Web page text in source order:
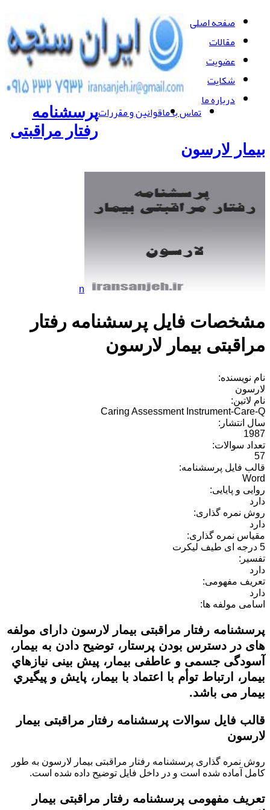
صفحه اصلی
مقالات
عضویت
شکایت
درباره ما
تماس با ماقوانین و مقرراتپرسشنامه
رفتار مراقبتی
بیمار لارسون
n
مشخصات فایل پرسشنامه رفتار
مراقبتی بیمار لارسون
نام نویسنده:
لارسون
نام لاتین:
Caring Assessment Instrument-Care-Q
سال انتشار:
1987
تعداد سوالات:
57
قالب فایل پرسشنامه:
Word
روایی و پایایی:
دارد
روش نمره گذاری:
دارد
مقیاس نمره گذاری:
5 درجه ای طیف لیکرت
تفسیر:
دارد
تعریف مفهومی:
دارد
اسامی مولفه ها:
پرسشنامه رفتار مراقبتی بیمار لارسون دارای مولفه
های در دسترس بودن پرستار، توضیح دادن به بیمار،
آسودگی جسمی و عاطفی بیمار، پیش بینی نیازهاي
بیمار، ارتباط توأم با اعتماد با بیمار، پایش و پیگیري
بیمار می باشد.
قالب فایل سوالات پرسشنامه رفتار مراقبتی بیمار
لارسون
روش نمره گذاری پرسشنامه رفتار مراقبتی بیمار لارسون به طور
کامل آماده شده است و در داخل فایل توضیح داده شده است.
تعریف مفهومی پرسشنامه رفتار مراقبتی بیمار